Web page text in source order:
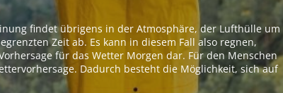
findet übrigens in der Atmosphäre, der Lufthülle um
Zeit ab. Es kann in diesem Fall also regnen,
für das Wetter Morgen dar. Für den Menschen
Dadurch besteht die Möglichkeit, sich auf